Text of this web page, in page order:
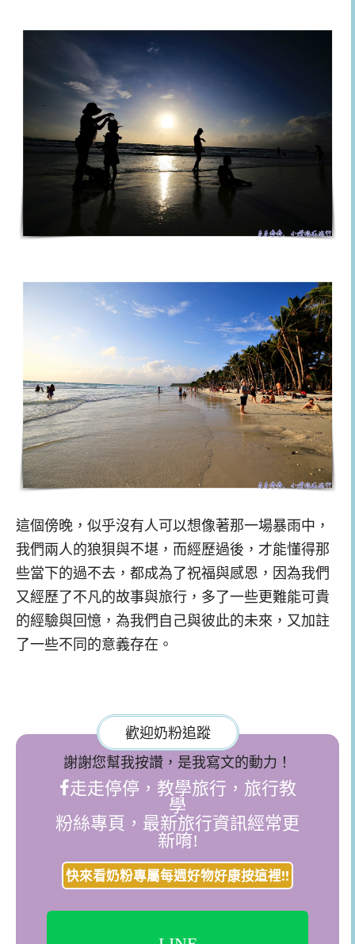
這個傍晚，似乎沒有人可以想像著那一場暴雨中，
我們兩人的狼狽與不堪，而經歷過後，才能懂得那
些當下的過不去，都成為了祝福與感恩，因為我們
又經歷了不凡的故事與旅行，多了一些更難能可貴
的經驗與回憶，為我們自己與彼此的未來，又加註
了一些不同的意義存在。
歡迎奶粉追蹤
謝謝您幫我按讚，是我寫文的動力！
走走停停，教學旅行，旅行教
學
粉絲專頁，最新旅行資訊經常更
新唷!
快來看奶粉專屬每週好物好康按這裡!!